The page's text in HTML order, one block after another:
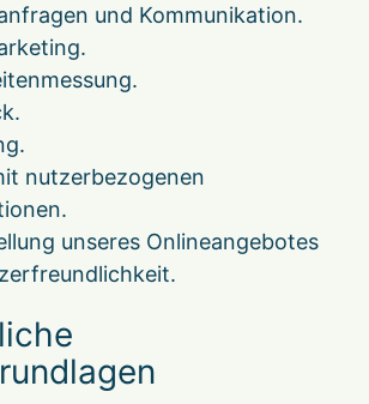
und Kommunikation.
nutzerbezogenen
unseres Onlineangebotes